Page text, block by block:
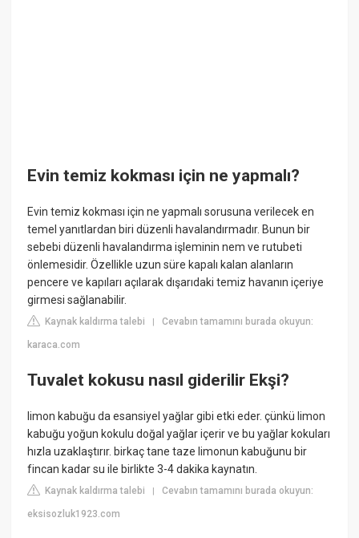
Evin temiz kokması için ne yapmalı?
Evin temiz kokması için ne yapmalı sorusuna verilecek en
temel yanıtlardan biri düzenli havalandırmadır. Bunun bir
sebebi düzenli havalandırma işleminin nem ve rutubeti
önlemesidir. Özellikle uzun süre kapalı kalan alanların
pencere ve kapıları açılarak dışarıdaki temiz havanın içeriye
girmesi sağlanabilir.
Kaynak kaldırma talebi |Cevabın tamamını burada okuyun:
karaca.com
Tuvalet kokusu nasıl giderilir Ekşi?
limon kabuğu da esansiyel yağlar gibi etki eder. çünkü limon
kabuğu yoğun kokulu doğal yağlar içerir ve bu yağlar kokuları
hızla uzaklaştırır. birkaç tane taze limonun kabuğunu bir
fincan kadar su ile birlikte 3-4 dakika kaynatın.
Kaynak kaldırma talebi |Cevabın tamamını burada okuyun:
eksisozluk1923.com